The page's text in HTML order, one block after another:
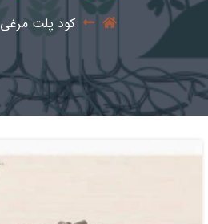
کود پلت مرغی